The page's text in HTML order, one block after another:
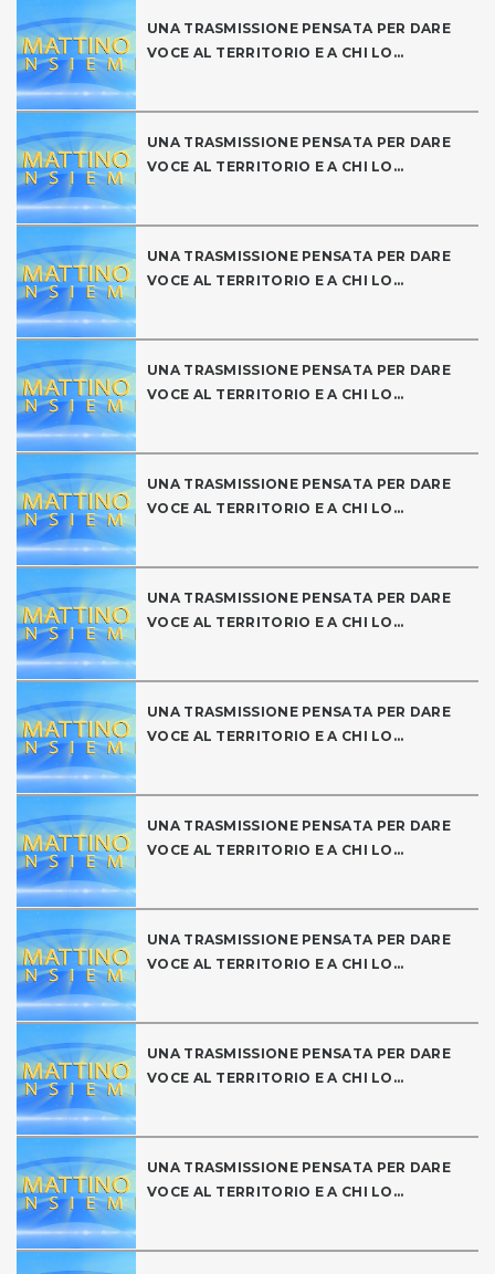
UNA TRASMISSIONE PENSATA PER DARE
VOCE AL TERRITORIO E A CHI LO...
UNA TRASMISSIONE PENSATA PER DARE
VOCE AL TERRITORIO E A CHI LO...
UNA TRASMISSIONE PENSATA PER DARE
VOCE AL TERRITORIO E A CHI LO...
UNA TRASMISSIONE PENSATA PER DARE
VOCE AL TERRITORIO E A CHI LO...
UNA TRASMISSIONE PENSATA PER DARE
VOCE AL TERRITORIO E A CHI LO...
UNA TRASMISSIONE PENSATA PER DARE
VOCE AL TERRITORIO E A CHI LO...
UNA TRASMISSIONE PENSATA PER DARE
VOCE AL TERRITORIO E A CHI LO...
UNA TRASMISSIONE PENSATA PER DARE
VOCE AL TERRITORIO E A CHI LO...
UNA TRASMISSIONE PENSATA PER DARE
VOCE AL TERRITORIO E A CHI LO...
UNA TRASMISSIONE PENSATA PER DARE
VOCE AL TERRITORIO E A CHI LO...
UNA TRASMISSIONE PENSATA PER DARE
VOCE AL TERRITORIO E A CHI LO...